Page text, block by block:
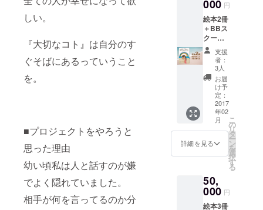
しい。
『大切なコト』は自分のす
ぐそばにあるっていうこと
を。
■プロジェクトをやろうと
思った理由
幼い頃私は人と話すのが嫌
でよく隠れていました。
相手が何を言ってるのか分
000 円
絵本2冊
＋BBス
クール1
回＋手
描きお
礼状
※BBス
クール
とは私
自身が
毎週月
曜日に
開催し
ている
千葉県
一宮海
1レッス
ン＝1時
間 ボ
ディー
支援
者：
3人
お届
け予
定：
2017
年02
月
詳細を見る
こ
の
リ
タ
ー
ン
を
選
択
す
る
50,
000 円
絵本3冊